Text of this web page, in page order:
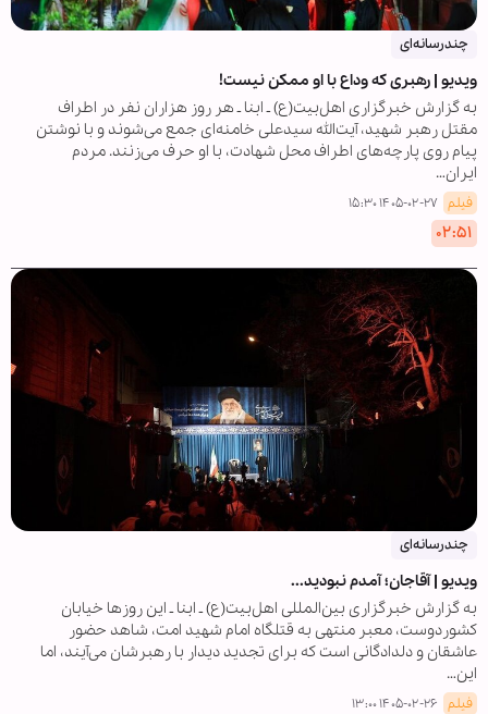
چندرسانه‌ای
ویدیو | رهبری که وداع با او ممکن نیست!
به گزارش خبرگزاری اهل‌بیت(ع) ـ ابنا ـ هر روز هزاران نفر در اطراف
مقتل رهبر شهید، آیت‌الله سیدعلی خامنه‌ای جمع می‌شوند و با نوشتن
پیام روی پارچه‌های اطراف محل شهادت، با او حرف می‌زنند. مردم
ایران…
فیلم ۱۴۰۵-۰۲-۲۷ ۱۵:۳۰
۰۲:۵۱
چندرسانه‌ای
ویدیو | آقاجان؛ آمدم نبودید...
به گزارش خبرگزاری بین‌المللی اهل‌بیت(ع) ـ ابنا ـ این روزها خیابان
کشوردوست، معبر منتهی به قتلگاه امام شهید امت، شاهد حضور
عاشقان و دلدادگانی است که برای تجدید دیدار با رهبرشان می‌آیند، اما
این…
فیلم ۱۴۰۵-۰۲-۲۶ ۱۳:۰۰